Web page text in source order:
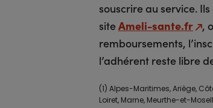
souscrire au service.
siteAmeli-sante.fr
,
remboursements,
l’adhérent reste libre
(1) Alpes-Maritimes, Ariège,
Loiret, Marne, Meurthe-et-